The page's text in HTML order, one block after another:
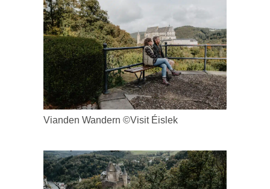
Vianden Wandern ©Visit Éislek